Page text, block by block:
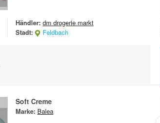
Händler: dm drogerie markt
Stadt:
Feldbach
Soft Creme
Marke: Balea